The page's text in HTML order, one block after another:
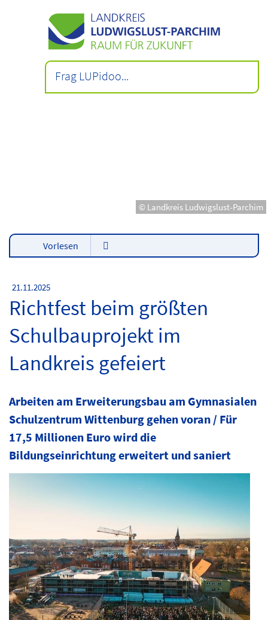
© Landkreis Ludwigslust-Parchim
Vorlesen
21.11.2025
Richtfest beim größten
Schulbauprojekt im
Landkreis gefeiert
Arbeiten am Erweiterungsbau am Gymnasialen
Schulzentrum Wittenburg gehen voran / Für
17,5 Millionen Euro wird die
Bildungseinrichtung erweitert und saniert